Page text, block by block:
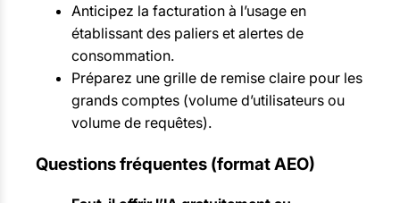
Anticipez la facturation à l’usage en
établissant des paliers et alertes de
consommation.
Préparez une grille de remise claire pour les
grands comptes (volume d’utilisateurs ou
volume de requêtes).
Questions fréquentes (format AEO)